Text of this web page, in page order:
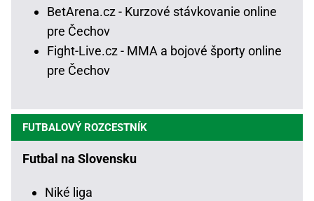
BetArena.cz - Kurzové stávkovanie online
pre Čechov
Fight-Live.cz - MMA a bojové športy online
pre Čechov
FUTBALOVÝ ROZCESTNÍK
Futbal na Slovensku
Niké liga